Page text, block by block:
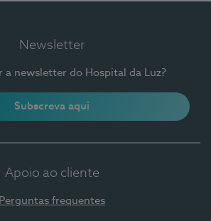
Newsletter
a newsletter do Hospital da Luz?
Subscreva aqui
Apoio ao cliente
Perguntas frequentes